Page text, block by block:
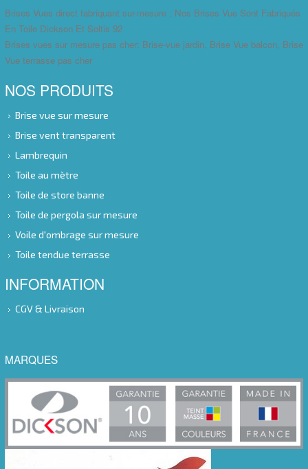
Brises Vues direct fabriquant sur-mesure : Nos Brises Vue Sont Fabriqués
En Toile Dickson Et Soltis 92
Brises vues sur mesure pas cher: Brise-vue jardin, Brise Vue balcon, Brise
Vue terrasse pas cher
NOS PRODUITS
Brise vue sur mesure
Brise vent transparent
Lambrequin
Toile au mètre
Toile de store banne
Toile de pergola sur mesure
Voile d'ombrage sur mesure
Toile tendue terrasse
INFORMATION
CGV & Livraison
MARQUES